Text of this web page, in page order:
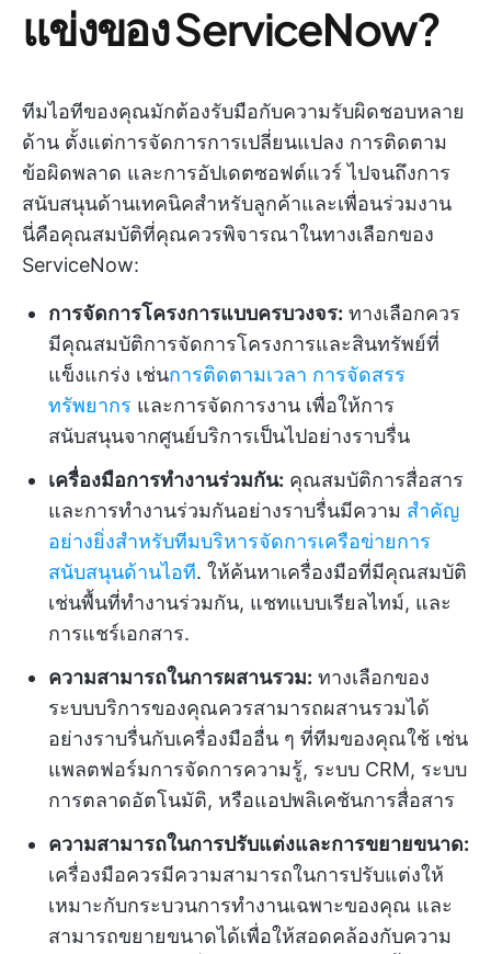
แข่งของ ServiceNow?
ทีมไอทีของคุณมักต้องรับมือกับความรับผิดชอบหลาย
ด้าน ตั้งแต่การจัดการการเปลี่ยนแปลง การติดตาม
ข้อผิดพลาด และการอัปเดตซอฟต์แวร์ ไปจนถึงการ
สนับสนุนด้านเทคนิคสำหรับลูกค้าและเพื่อนร่วมงาน
นี่คือคุณสมบัติที่คุณควรพิจารณาในทางเลือกของ
ServiceNow:
การจัดการโครงการแบบครบวงจร: ทางเลือกควร
มีคุณสมบัติการจัดการโครงการและสินทรัพย์ที่
แข็งแกร่ง เช่นการติดตามเวลา การจัดสรร
ทรัพยากร และการจัดการงาน เพื่อให้การ
สนับสนุนจากศูนย์บริการเป็นไปอย่างราบรื่น
เครื่องมือการทำงานร่วมกัน: คุณสมบัติการสื่อสาร
และการทำงานร่วมกันอย่างราบรื่นมีความ สำคัญ
อย่างยิ่งสำหรับทีมบริหารจัดการเครือข่ายการ
สนับสนุนด้านไอที. ให้ค้นหาเครื่องมือที่มีคุณสมบัติ
เช่นพื้นที่ทำงานร่วมกัน, แชทแบบเรียลไทม์, และ
การแชร์เอกสาร.
ความสามารถในการผสานรวม: ทางเลือกของ
ระบบบริการของคุณควรสามารถผสานรวมได้
อย่างราบรื่นกับเครื่องมืออื่น ๆ ที่ทีมของคุณใช้ เช่น
แพลตฟอร์มการจัดการความรู้, ระบบ CRM, ระบบ
การตลาดอัตโนมัติ, หรือแอปพลิเคชันการสื่อสาร
ความสามารถในการปรับแต่งและการขยายขนาด:
เครื่องมือควรมีความสามารถในการปรับแต่งให้
เหมาะกับกระบวนการทำงานเฉพาะของคุณ และ
สามารถขยายขนาดได้เพื่อให้สอดคล้องกับความ